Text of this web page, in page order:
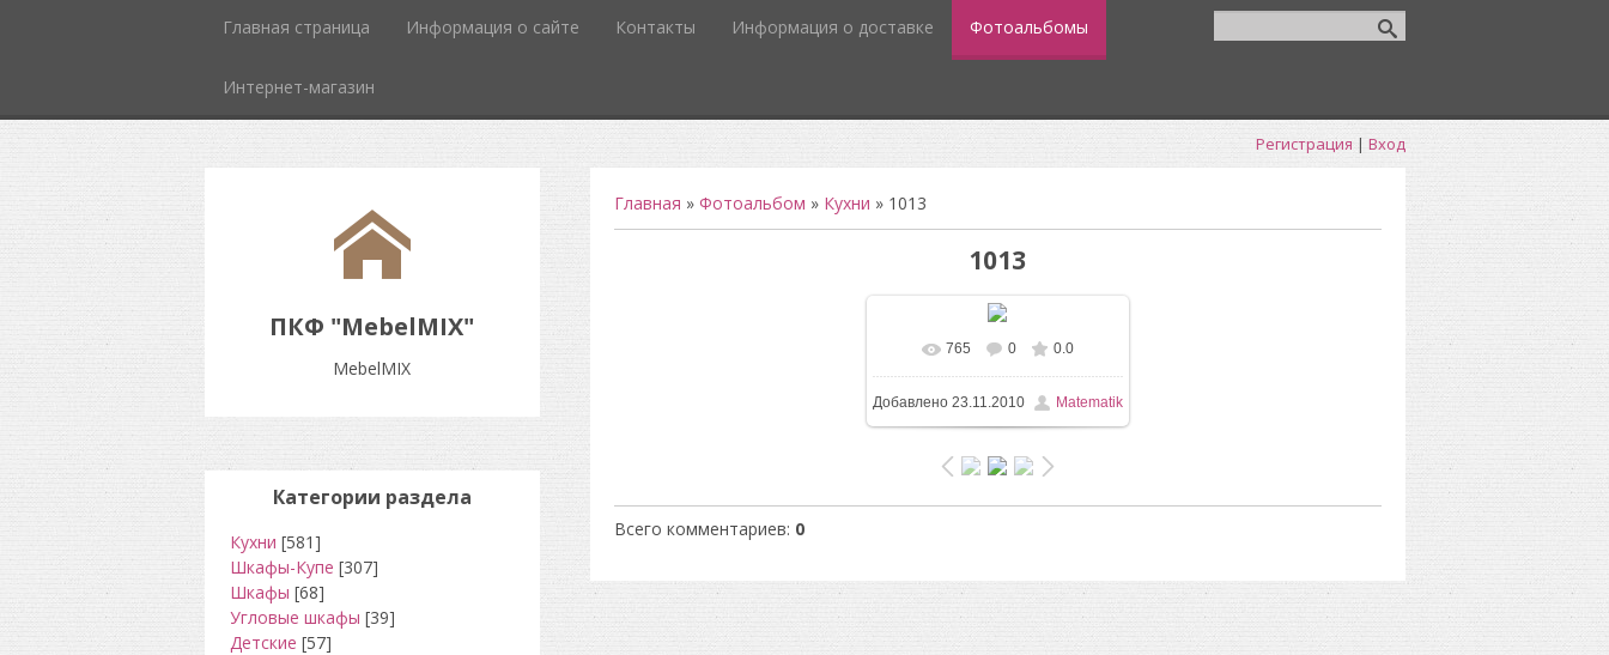
Главная страница Информация о сайте Контакты Информация о доставке Фотоальбомы
Интернет-магазин
Регистрация | Вход
ПКФ "MebelMIX"
MebelMIX
Главная » Фотоальбом » Кухни » 1013
1013
765 0 0.0
Добавлено23.11.2010 Matematik
Всего комментариев: 0
Категории раздела
Кухни [581]
Шкафы-Купе [307]
Шкафы [68]
Угловые шкафы [39]
Детские [57]